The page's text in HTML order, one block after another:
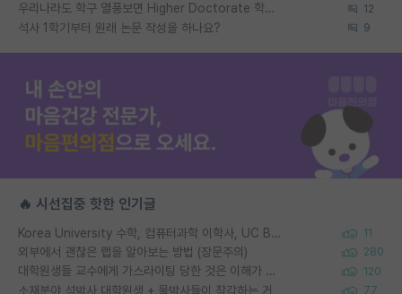
우리나라도 학구 열풍보면 Higher Doctorate 학위가 필요하다고 봅니다. 12
석사 1학기부터 원래 논문 작성을 하나요? 9
🔥 시선집중 핫한 인기글
Korea University 수학, 컴퓨터과학 이학사, UC Berkeley 산업공학 대학원 공학박사가 되는 것은 쉽지 않겠죠? 11
외부에서 괜찮은 랩을 알아보는 방법 (장문주의) 280
대학원생들 교수에게 가스라이팅 당한 것은 이해가 갑니다. 안타깝네요. 120
소재분야 석박사 대학원생 + 물박사들이 착각하는 거 77